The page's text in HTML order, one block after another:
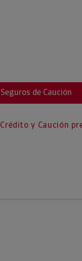
Seguros de Caución
Crédito y Caución